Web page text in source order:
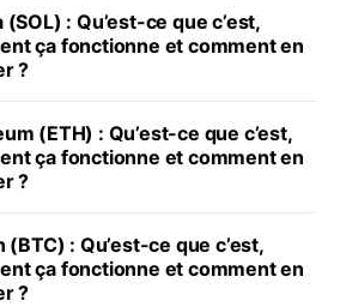
(SOL) : Qu’est-ce que c’est,
ça fonctionne et comment en
?
(ETH) : Qu’est-ce que c’est,
ça fonctionne et comment en
?
(BTC) : Qu’est-ce que c’est,
ça fonctionne et comment en
?